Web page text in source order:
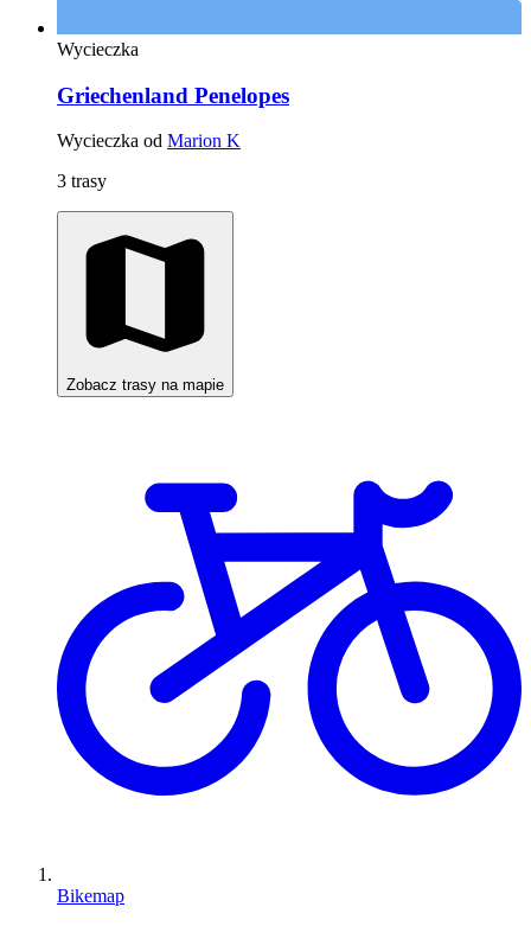
Wycieczka
Griechenland Penelopes
Wycieczka od Marion K
3 trasy
Zobacz trasy na mapie
Bikemap